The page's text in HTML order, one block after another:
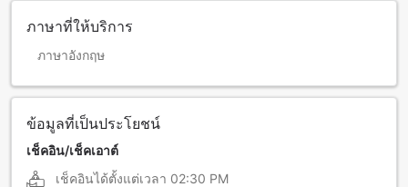
ภาษาที่ให้บริการ
ภาษาอังกฤษ
ข้อมูลที่เป็นประโยชน์
เช็คอิน/เช็คเอาต์
เช็คอินได้ตั้งแต่เวลา 02:30 PM